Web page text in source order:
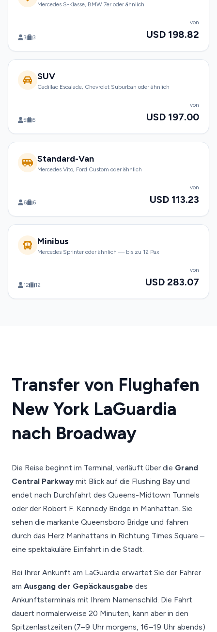
Mercedes S-Klasse, BMW 7er oder ähnlich
3 3
von
USD 198.82
SUV
Cadillac Escalade, Chevrolet Suburban oder ähnlich
5 5
von
USD 197.00
Standard-Van
Mercedes Vito, Ford Custom oder ähnlich
6 6
von
USD 113.23
Minibus
Mercedes Sprinter oder ähnlich — bis zu 12 Pax
12 12
von
USD 283.07
Transfer von Flughafen
New York LaGuardia
nach Broadway
Die Reise beginnt im Terminal, verläuft über die Grand
Central Parkway mit Blick auf die Flushing Bay und
endet nach Durchfahrt des Queens-Midtown Tunnels
oder der Robert F. Kennedy Bridge in Manhattan. Sie
sehen die markante Queensboro Bridge und fahren
durch das Herz Manhattans in Richtung Times Square –
eine spektakuläre Einfahrt in die Stadt.
Bei Ihrer Ankunft am LaGuardia erwartet Sie der Fahrer
am Ausgang der Gepäckausgabe des
Ankunftsterminals mit Ihrem Namenschild. Die Fahrt
dauert normalerweise 20 Minuten, kann aber in den
Spitzenlastzeiten (7–9 Uhr morgens, 16–19 Uhr abends)